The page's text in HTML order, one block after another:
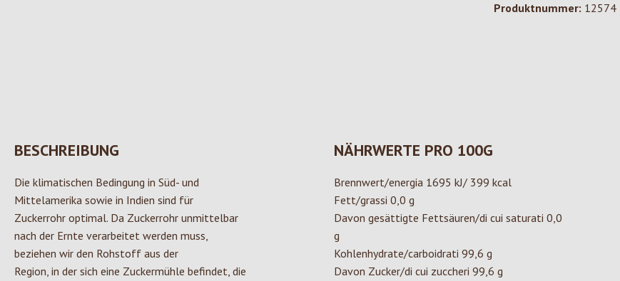
Produktnummer: 12574
BESCHREIBUNG
Die klimatischen Bedingung in Süd- und
Mittelamerika sowie in Indien sind für
Zuckerrohr optimal. Da Zuckerrohr unmittelbar
nach der Ernte verarbeitet werden muss,
beziehen wir den Rohstoff aus der
Region, in der sich eine Zuckermühle befindet, die
NÄHRWERTE PRO 100G
Brennwert/energia 1695 kJ/ 399 kcal
Fett/grassi 0,0 g
Davon gesättigte Fettsäuren/di cui saturati 0,0
g
Kohlenhydrate/carboidrati 99,6 g
Davon Zucker/di cui zuccheri 99,6 g